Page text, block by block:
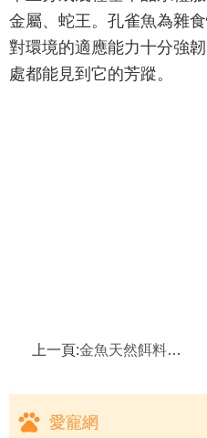
金屬、蛇王。孔雀魚為雜
對環境的適應能力十分強
處都能見到它的芳蹤。
上一頁:金魚天然餌料的捕撈知識,金魚魚缸怎麼投料
愛寵網